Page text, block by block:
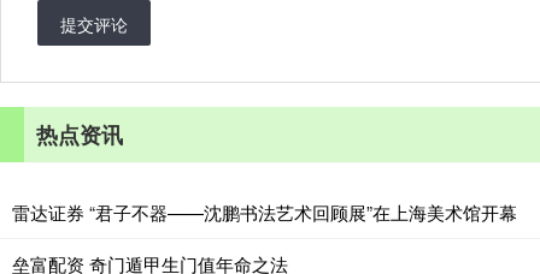
提交评论
热点资讯
雷达证券 “君子不器——沈鹏书法艺术回顾展”在上海美术馆开幕
垒富配资 奇门遁甲生门值年命之法